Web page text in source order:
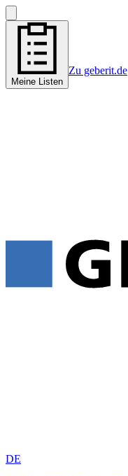
Meine Listen
Zu geberit.de
DE